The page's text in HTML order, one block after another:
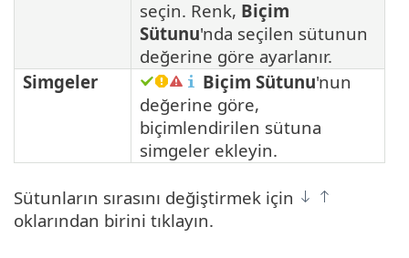
seçin. Renk, Biçim
Sütunu'nda seçilen sütunun
değerine göre ayarlanır.
Simgeler
Biçim Sütunu'nun
değerine göre,
biçimlendirilen sütuna
simgeler ekleyin.
Sütunların sırasını değiştirmek için
oklarından birini tıklayın.